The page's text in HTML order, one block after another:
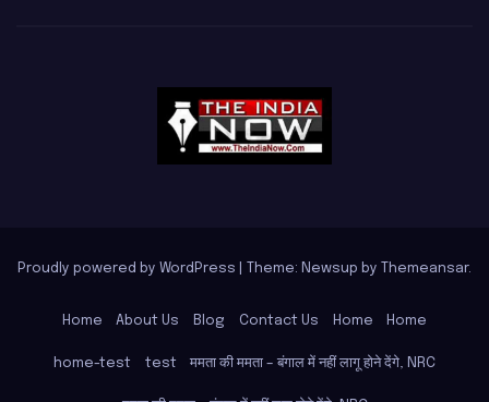
Proudly powered by WordPress Theme: Newsup by Themeansar.
Home About Us Blog Contact Us Home Home
home-test test ममता की ममता – बंगाल में नहीं लागू होने देंगे, NRC